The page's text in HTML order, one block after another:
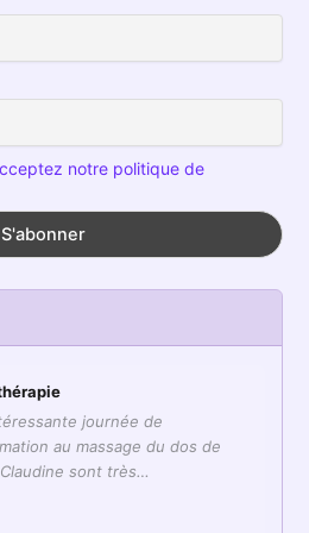
notre politique de
journée de
au massage du dos de
sont très…